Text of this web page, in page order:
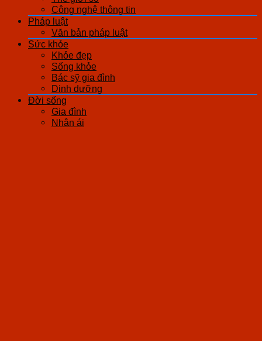
Công nghệ thông tin
Pháp luật
Văn bản pháp luật
Sức khỏe
Khỏe đẹp
Sống khỏe
Bác sỹ gia đình
Dinh dưỡng
Đời sống
Gia đình
Nhân ái